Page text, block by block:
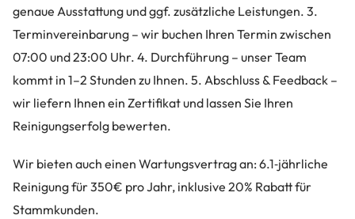
genaue Ausstattung und ggf. zusätzliche Leistungen. 3.
Terminvereinbarung – wir buchen Ihren Termin zwischen
07:00 und 23:00 Uhr. 4. Durchführung – unser Team
kommt in 1–2 Stunden zu Ihnen. 5. Abschluss & Feedback –
wir liefern Ihnen ein Zertifikat und lassen Sie Ihren
Reinigungserfolg bewerten.
Wir bieten auch einen Wartungsvertrag an: 6.1‑jährliche
Reinigung für 350€ pro Jahr, inklusive 20% Rabatt für
Stammkunden.